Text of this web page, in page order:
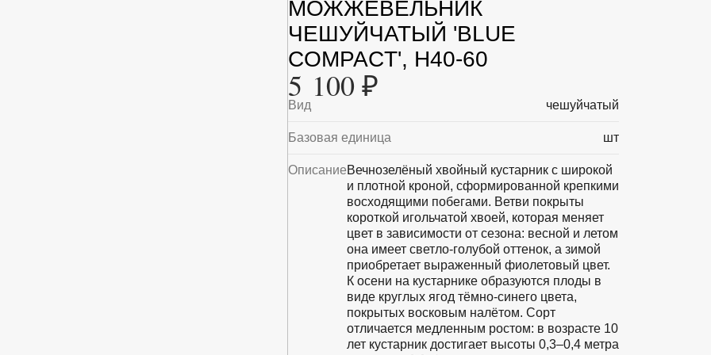
МОЖЖЕВЕЛЬНИК
ЧЕШУЙЧАТЫЙ 'BLUE
COMPACT', H40-60
5 100 ₽
Вид чешуйчатый
Базовая единица шт
ОписаниеВечнозелёный хвойный кустарник с широкой
и плотной кроной, сформированной крепкими
восходящими побегами. Ветви покрыты
короткой игольчатой хвоей, которая меняет
цвет в зависимости от сезона: весной и летом
она имеет светло-голубой оттенок, а зимой
приобретает выраженный фиолетовый цвет.
К осени на кустарнике образуются плоды в
виде круглых ягод тёмно-синего цвета,
покрытых восковым налётом. Сорт
отличается медленным ростом: в возрасте 10
лет кустарник достигает высоты 0,3–0,4 метра